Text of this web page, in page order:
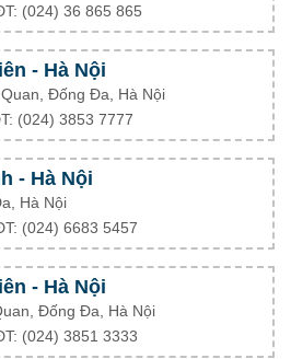
(024) 36 865 865
- Hà Nội
Đống Đa, Hà Nội
(024) 3853 7777
- Hà Nội
Hà Nội
(024) 6683 5457
- Hà Nội
Đống Đa, Hà Nội
(024) 3851 3333